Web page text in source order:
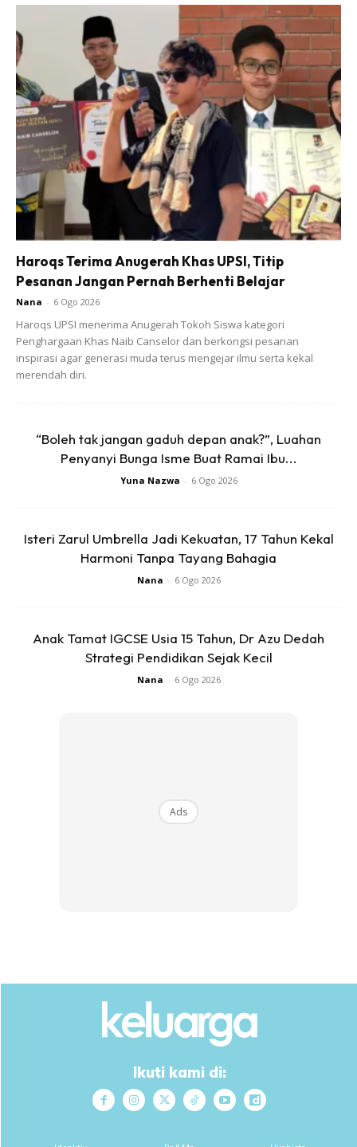
Dari sekarang, simpan angan-angan nak Syaikhul belajar
dekat Turki, Sumayyah jadi doktor belajar dekat Egypt.
Jadi, mulai sekarang kena terapkan bahasa Arab untuk
mereka.
Datang Turki ni sambil-sambil temu bual pelajar kat sini
ambil subjek apa, persediaan semua, kena mula dari
sekarang. Tak salah nak sasarkan dari sekarang.
Jadi, boleh sediakan siap-siap anak-anak kena belajar
apa supaya jadi orang berguna satu hari nanti.
Jangan Malukan Mama, Ayah
Puteri Sarah turut menitipkan pesanan kepada kedua
anaknya supaya sentiasa menjaga nama baik keluarga
selain tidak menyusahkan ibu bapa.
Ads
pergi merantau ke negara orang dan pulang dengan ilmu
penuh di dada.
Jangan menyusahkan mama, ayah dan jangan malukan
saya bangga dengan belajarbersungguh-sungguh.
Haroqs Terima Anugerah Khas UPSI, Titip
Pesanan Jangan Pernah Berhenti Belajar
Nana - 6 Ogo 2026
Haroqs UPSI menerima Anugerah Tokoh Siswa kategori
Penghargaan Khas Naib Canselor dan berkongsi pesanan
inspirasi agar generasi muda terus mengejar ilmu serta kekal
merendah diri.
“Boleh tak jangan gaduh depan anak?”, Luahan
Penyanyi Bunga Isme Buat Ramai Ibu...
Yuna Nazwa - 6 Ogo 2026
Isteri Zarul Umbrella Jadi Kekuatan, 17 Tahun Kekal
Harmoni Tanpa Tayang Bahagia
Nana - 6 Ogo 2026
Anak Tamat IGCSE Usia 15 Tahun, Dr Azu Dedah
Strategi Pendidikan Sejak Kecil
Nana - 6 Ogo 2026
Ads
Ikuti kami di: